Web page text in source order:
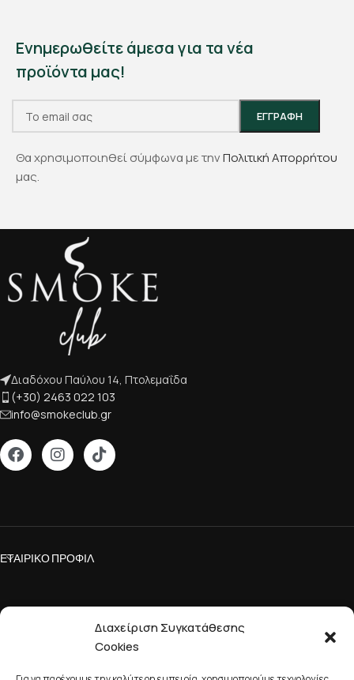
Διαχείριση Συγκατάθεσης
Cookies
Ενημερωθείτε άμεσα για τα νέα
προϊόντα μας!
Θα χρησιμοποιηθεί σύμφωνα με τηνΠολιτική Απορρήτου
μας.
Διαδόχου Παύλου 14, Πτολεμαΐδα
(+30) 2463 022 103
info@smokeclub.gr
ΕΤΑΙΡΙΚΌ ΠΡΟΦΊΛ
ΕΞΥΠΗΡΈΤΗΣΗ ΠΕΛΑΤΏΝ